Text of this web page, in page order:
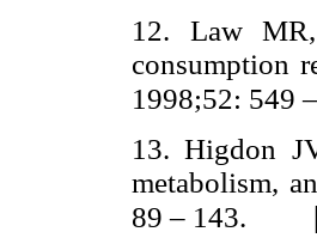
12. Law
consumption
1998;52: 549
13. Higdon
metabolism,
89 – 143.